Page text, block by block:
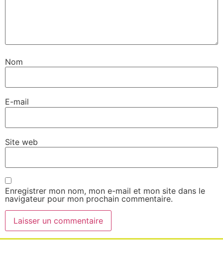
Nom
E-mail
Site web
Enregistrer mon nom, mon e-mail et mon site dans le
navigateur pour mon prochain commentaire.